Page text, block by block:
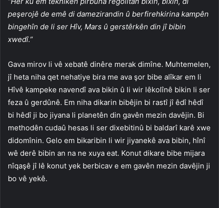
peşerojê de emê di damezirandin û berfirehkirina kampên
bingehîn de li ser Hîv, Mars û gerstêrkên din jî bibin
xwedî.”
Gava mirov li vê xebatê dinêre merak dimîne. Muhtemelen,
jî heta niha qet nehatiye bira me ava şor bibe alîkar em li
Hîvê kampeke navendî ava bikin û li wir lêkolînê bikin li ser
feza û gerdûnê. Em niha dikarin bibêjin bi rastî jî êdî hêdî
bi hêdî ji bo jiyana li planetên din gavên mezin davêjin. Bi
methodên cudaû hesas li ser dixebitinû bi baldarî karê xwe
didomînin. Gelo em bikaribin li wir jiyanekê ava bibin, hînî
wê derê bibin an na ne xuya eat. Konut dikare bibe mijara
nîqaşê jî lê konut yek berbicav e em gavên mezin davêjin ji
bo vê yekê.